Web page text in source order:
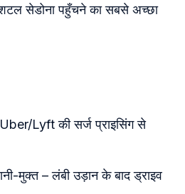
शटल सेडोना पहुँचने का सबसे अच्छा
Lyft की सर्ज प्राइसिंग से
– लंबी उड़ान के बाद ड्राइव